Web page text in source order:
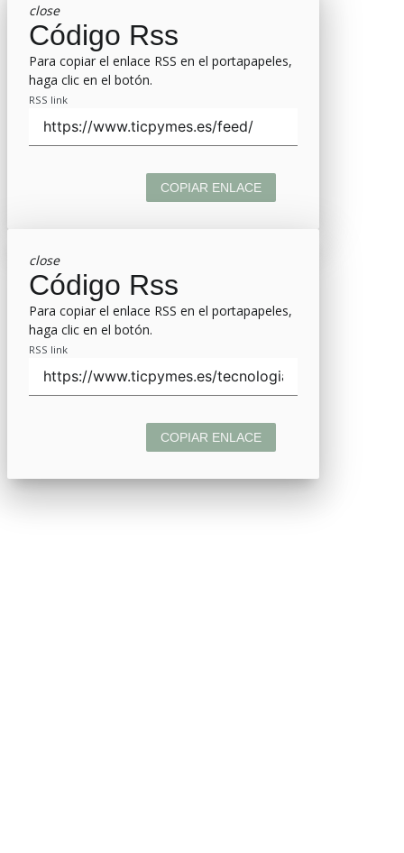
close
Código Rss
Para copiar el enlace RSS en el portapapeles,
haga clic en el botón.
RSS link
COPIAR ENLACE
close
Código Rss
Para copiar el enlace RSS en el portapapeles,
haga clic en el botón.
RSS link
COPIAR ENLACE